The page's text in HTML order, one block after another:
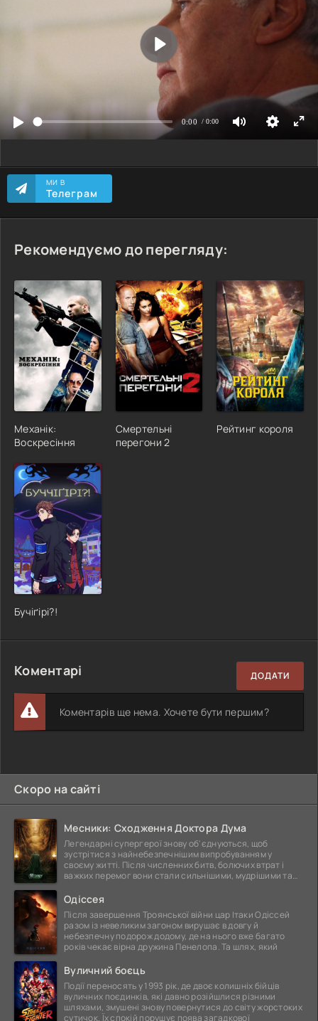
МИ В
Телеграм
Рекомендуємо до перегляду:
Механік:
Воскресіння
Смертельні
перегони 2
Рейтинг короля
Бучіґірі?!
Коментарі ДОДАТИ
Коментарів ще нема. Хочете бути першим?
Скоро на сайті
Месники: Сходження Доктора Дума
Легендарні супергерої знову об'єднуються, щоб
зустрітися з найнебезпечнішим випробуванням у
своєму житті. Після численних битв, болючих втрат і
важких перемог вони стали сильнішими, мудрішими та
Одіссея
Після завершення Троянської війни цар Ітаки Одіссей
разом із невеликим загоном вирушає в довгу й
небезпечну подорож додому, де на нього вже багато
років чекає вірна дружина Пенелопа. Та шлях, який
Вуличний боєць
Події переносять у 1993 рік, де двоє колишніх бійців
вуличних поєдинків, які давно розійшлися різними
шляхами, змушені знову повернутися до світу жорстоких
сутичок. Їх спокій порушує поява загадкової